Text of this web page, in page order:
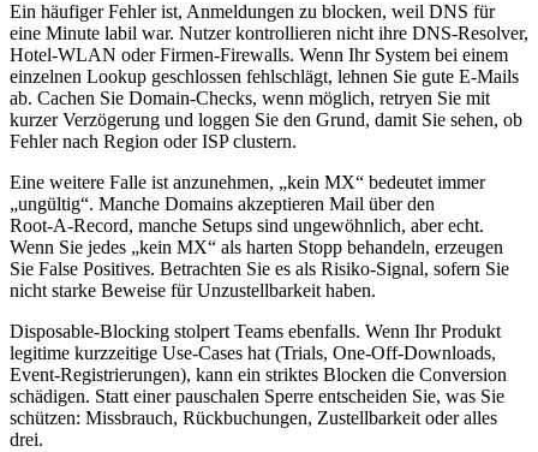
Ein häufiger Fehler ist, Anmeldungen zu blocken, weil DNS für
eine Minute labil war. Nutzer kontrollieren nicht ihre DNS‑Resolver,
Hotel‑WLAN oder Firmen‑Firewalls. Wenn Ihr System bei einem
einzelnen Lookup geschlossen fehlschlägt, lehnen Sie gute E‑Mails
ab. Cachen Sie Domain‑Checks, wenn möglich, retryen Sie mit
kurzer Verzögerung und loggen Sie den Grund, damit Sie sehen, ob
Fehler nach Region oder ISP clustern.
Eine weitere Falle ist anzunehmen, „kein MX“ bedeutet immer
„ungültig“. Manche Domains akzeptieren Mail über den
Root‑A‑Record, manche Setups sind ungewöhnlich, aber echt.
Wenn Sie jedes „kein MX“ als harten Stopp behandeln, erzeugen
Sie False Positives. Betrachten Sie es als Risiko‑Signal, sofern Sie
nicht starke Beweise für Unzustellbarkeit haben.
Disposable‑Blocking stolpert Teams ebenfalls. Wenn Ihr Produkt
legitime kurzzeitige Use‑Cases hat (Trials, One‑Off‑Downloads,
Event‑Registrierungen), kann ein striktes Blocken die Conversion
schädigen. Statt einer pauschalen Sperre entscheiden Sie, was Sie
schützen: Missbrauch, Rückbuchungen, Zustellbarkeit oder alles
drei.